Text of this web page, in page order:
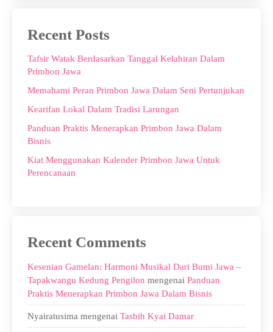
Recent Posts
Tafsir Watak Berdasarkan Tanggal Kelahiran Dalam
Primbon Jawa
Memahami Peran Primbon Jawa Dalam Seni Pertunjukan
Kearifan Lokal Dalam Tradisi Larungan
Panduan Praktis Menerapkan Primbon Jawa Dalam
Bisnis
Kiat Menggunakan Kalender Primbon Jawa Untuk
Perencanaan
Recent Comments
Kesenian Gamelan: Harmoni Musikal Dari Bumi Jawa –
Tapakwangu Kedung Pengilon mengenai Panduan
Praktis Menerapkan Primbon Jawa Dalam Bisnis
Nyairatusima mengenai Tasbih Kyai Damar